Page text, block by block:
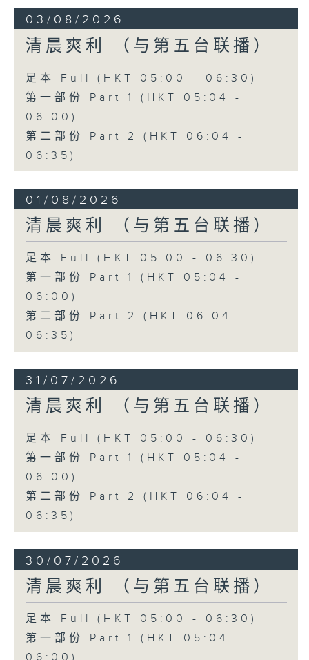
03/08/2026
清晨爽利 （与第五台联播）
足本 Full (HKT 05:00 - 06:30)
第一部份 Part 1 (HKT 05:04 -
06:00)
第二部份 Part 2 (HKT 06:04 -
06:35)
01/08/2026
清晨爽利 （与第五台联播）
足本 Full (HKT 05:00 - 06:30)
第一部份 Part 1 (HKT 05:04 -
06:00)
第二部份 Part 2 (HKT 06:04 -
06:35)
31/07/2026
清晨爽利 （与第五台联播）
足本 Full (HKT 05:00 - 06:30)
第一部份 Part 1 (HKT 05:04 -
06:00)
第二部份 Part 2 (HKT 06:04 -
06:35)
30/07/2026
清晨爽利 （与第五台联播）
足本 Full (HKT 05:00 - 06:30)
第一部份 Part 1 (HKT 05:04 -